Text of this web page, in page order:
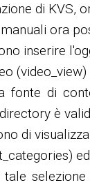
di KVS,
ora
inserire
fonte di
è
di